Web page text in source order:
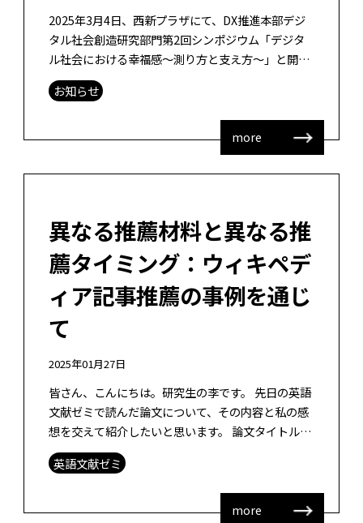
2025年3月4日、西新プラザにて、DX推進本部デジ
タル社会創造研究部門第2回シンポジウム「デジタ
ル社会における幸福感〜測り方と支え方〜」と開催
致します。基調講演に本学工学研究院主幹教授で、
都市計画センター長であります馬 […]
お知らせ
more
異なる推薦材料と異なる推
薦タイミング：ウィキペデ
ィア記事推薦の事例を通じ
て
2025年01月27日
皆さん、こんにちは。研究生の李です。 先日の英語
文献ゼミで読んだ論文について、その内容と私の感
想を交えて紹介したいと思います。 論文タイトル：
Using Knowledge Graph for Explainable R […]
英語文献ゼミ
more